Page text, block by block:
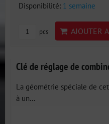
Disponibilité: 1 semaine
pcs AJOUTER
Clé de réglage de
La géométrie spéciale de
à un...